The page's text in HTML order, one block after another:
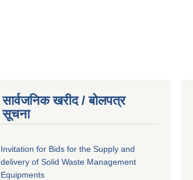
सार्वजनिक खरीद / बोलपत्र
सूचना
Invitation for Bids for the Supply and
delivery of Solid Waste Management
Equipments